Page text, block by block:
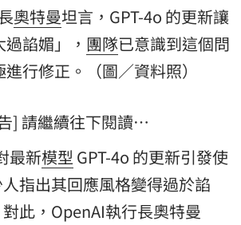
奧特曼坦言，GPT-4o 的更新讓
諂媚」， 團隊已意識到這個問
進行修正。（圖／資料照）
] 請繼續往下閱讀…
最新模型 GPT-4o 的更新引發使
指出其回應風格變得過於諂
此，OpenAI執行長奧特曼